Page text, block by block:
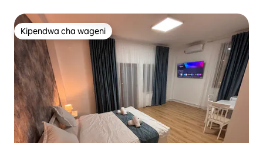
Kipendwa cha wageni
Kipendwa cha wageni